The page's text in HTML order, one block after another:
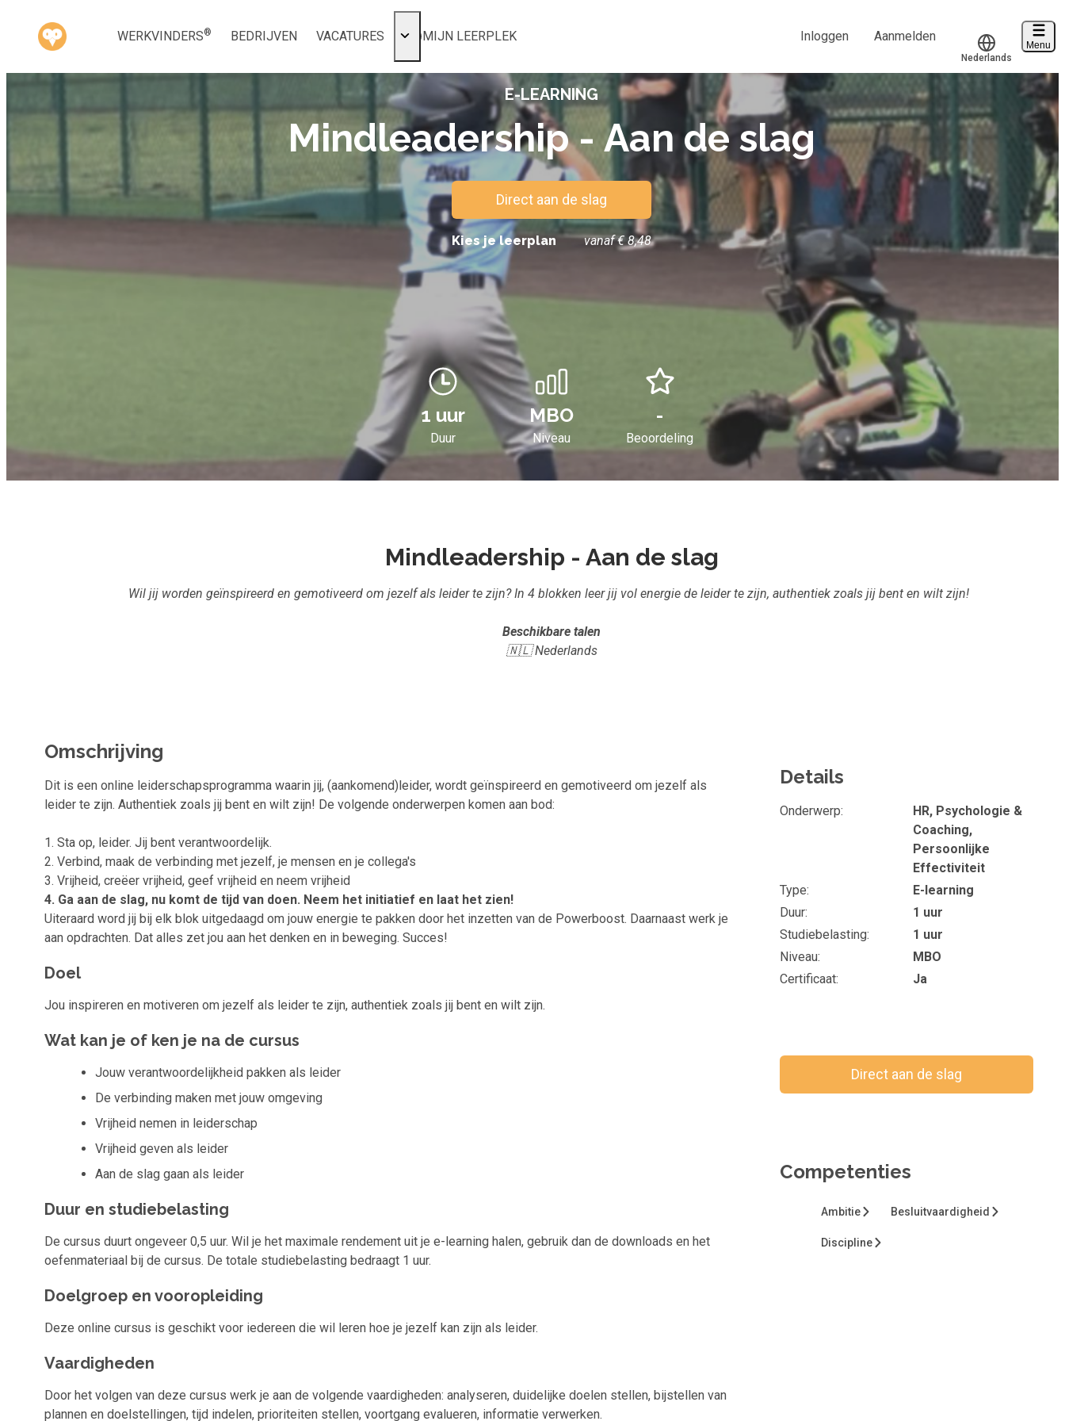
WERKVINDERS® BEDRIJVEN VACATURES MIJN LEERPLEK
Voor mij
Alle onderwerpen
Populair
Favoriet
Gestart
Afgerond
Certificaten
Voucher verzilveren
Account en hulp
Start met leren
klantenservice@hobp.nl
Meer
Inloggen Aanmelden
Translate
Nederlands
Menu
E-LEARNING
Mindleadership - Aan de slag
Direct aan de slag
Kies je leerplan vanaf € 8,48
1 uur MBO -
Duur Niveau Beoordeling
Mindleadership - Aan de slag
Wil jij worden geïnspireerd en gemotiveerd om jezelf als leider te zijn? In 4 blokken leer jij vol energie de leider te zijn, authentiek zoals jij bent en wilt zijn!
Beschikbare talen
🇳🇱 Nederlands
Omschrijving
Dit is een online leiderschapsprogramma waarin jij, (aankomend)leider, wordt geïnspireerd en gemotiveerd om jezelf als
leider te zijn. Authentiek zoals jij bent en wilt zijn! De volgende onderwerpen komen aan bod:
1. Sta op, leider. Jij bent verantwoordelijk.
2. Verbind, maak de verbinding met jezelf, je mensen en je collega's
3. Vrijheid, creëer vrijheid, geef vrijheid en neem vrijheid
4. Ga aan de slag, nu komt de tijd van doen. Neem het initiatief en laat het zien!
Uiteraard word jij bij elk blok uitgedaagd om jouw energie te pakken door het inzetten van de Powerboost. Daarnaast werk je
aan opdrachten. Dat alles zet jou aan het denken en in beweging. Succes!
Doel
Jou inspireren en motiveren om jezelf als leider te zijn, authentiek zoals jij bent en wilt zijn.
Wat kan je of ken je na de cursus
Jouw verantwoordelijkheid pakken als leider
De verbinding maken met jouw omgeving
Vrijheid nemen in leiderschap
Vrijheid geven als leider
Aan de slag gaan als leider
Duur en studiebelasting
De cursus duurt ongeveer 0,5 uur. Wil je het maximale rendement uit je e-learning halen, gebruik dan de downloads en het
oefenmateriaal bij de cursus. De totale studiebelasting bedraagt 1 uur.
Doelgroep en vooropleiding
Deze online cursus is geschikt voor iedereen die wil leren hoe je jezelf kan zijn als leider.
Vaardigheden
Door het volgen van deze cursus werk je aan de volgende vaardigheden: analyseren, duidelijke doelen stellen, bijstellen van
plannen en doelstellingen, tijd indelen, prioriteiten stellen, voortgang evalueren, informatie verwerken.
Details
Onderwerp
HR, Psychologie &
Coaching,
Persoonlijke
Effectiviteit
Type
E-learning
Duur
1 uur
Studiebelasting
1 uur
Niveau
MBO
Certificaat
Ja
Direct aan de slag
Bewaar voor later
Competenties
Ambitie Besluitvaardigheid
Discipline